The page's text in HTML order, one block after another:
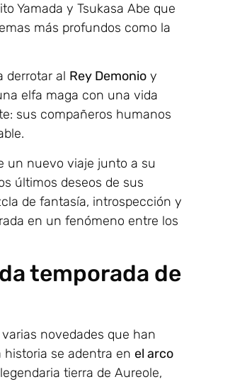
Yamada y Tsukasa Abe que
más profundos como la
derrotar al Rey Demonio y
elfa maga con una vida
sus compañeros humanos
un nuevo viaje junto a su
últimos deseos de sus
de fantasía, introspección y
en un fenómeno entre los
temporada de
novedades que han
historia se adentra en el arco
tierra de Aureole,